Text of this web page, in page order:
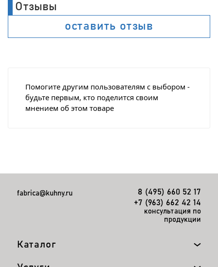
Отзывы
оставить отзыв
Помогите другим пользователям с выбором -
будьте первым, кто поделится своим
мнением об этом товаре
fabrica@kuhny.ru
8 (495) 660 52 17
+7 (963) 662 42 14
консультация по
продукции
Каталог